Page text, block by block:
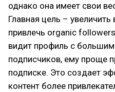
однако она имеет свои
Главная цель –
привлечь organic
видит профиль с
подписчиков, ему проще
подписке. Это создает
контент более